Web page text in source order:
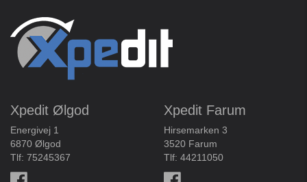
Xpedit Ølgod
Energivej 1
6870 Ølgod
Tlf: 75245367
Xpedit Farum
Hirsemarken 3
3520 Farum
Tlf: 44211050